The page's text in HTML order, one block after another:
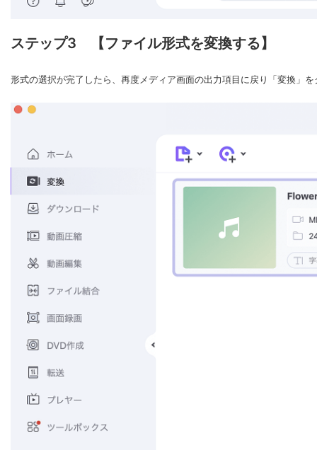
ステップ3 【ファイル形式を変換する】
形式の選択が完了したら、再度メディア画面の出力項目に戻り「変換」